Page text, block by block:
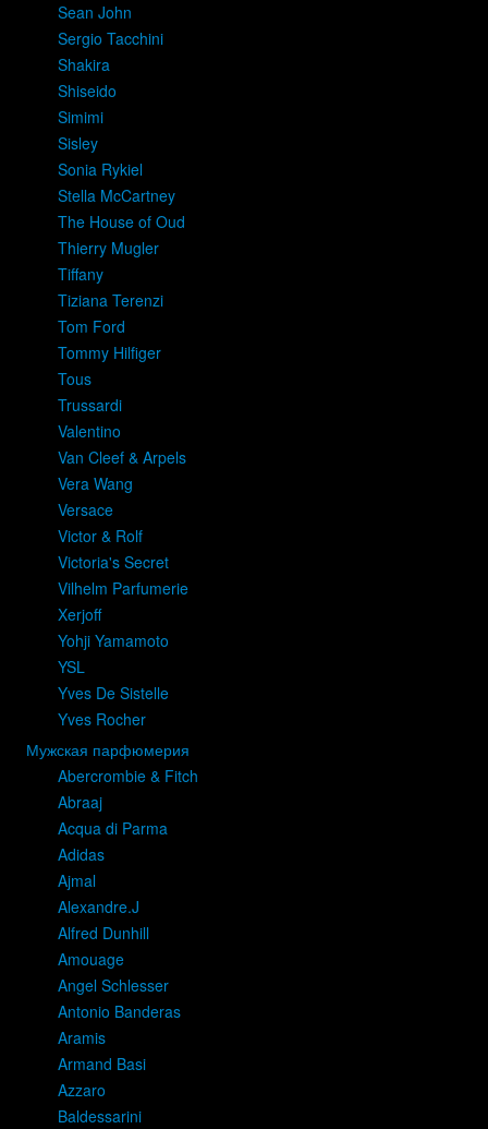
Sean John
Sergio Tacchini
Shakira
Shiseido
Simimi
Sisley
Sonia Rykiel
Stella McCartney
The House of Oud
Thierry Mugler
Tiffany
Tiziana Terenzi
Tom Ford
Tommy Hilfiger
Tous
Trussardi
Valentino
Van Cleef & Arpels
Vera Wang
Versace
Victor & Rolf
Victoria's Secret
Vilhelm Parfumerie
Xerjoff
Yohji Yamamoto
YSL
Yves De Sistelle
Yves Rocher
Мужская парфюмерия
Abercrombie & Fitch
Abraaj
Acqua di Parma
Adidas
Ajmal
Alexandre.J
Alfred Dunhill
Amouage
Angel Schlesser
Antonio Banderas
Aramis
Armand Basi
Azzaro
Baldessarini